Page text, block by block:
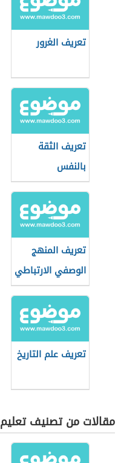
تعريف الغرور
تعريف الثقة
بالنفس
تعريف المنهج
الوصفي الارتباطي
المقارن
تعريف علم التاريخ
مقالات من تصنيف تعليم